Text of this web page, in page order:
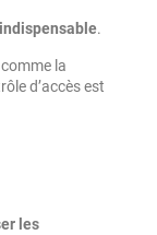
.
la
d’accès est
les